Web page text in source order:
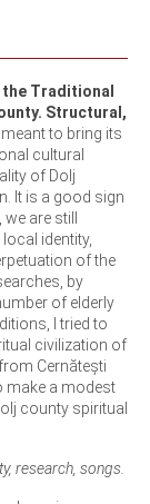
Traditional
Structural,
to bring its
cultural
of Dolj
It is a good sign
are still
identity,
of the
by
of elderly
I tried to
civilization of
Cernăteşti
make a modest
county spiritual
research, songs.